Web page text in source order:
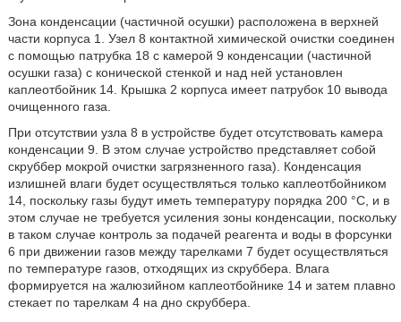
Зона конденсации (частичной осушки) расположена в верхней
части корпуса 1. Узел 8 контактной химической очистки соединен
с помощью патрубка 18 с камерой 9 конденсации (частичной
осушки газа) с конической стенкой и над ней установлен
каплеотбойник 14. Крышка 2 корпуса имеет патрубок 10 вывода
очищенного газа.
При отсутствии узла 8 в устройстве будет отсутствовать камера
конденсации 9. В этом случае устройство представляет собой
скруббер мокрой очистки загрязненного газа). Конденсация
излишней влаги будет осуществляться только каплеотбойником
14, поскольку газы будут иметь температуру порядка 200 °С, и в
этом случае не требуется усиления зоны конденсации, поскольку
в таком случае контроль за подачей реагента и воды в форсунки
6 при движении газов между тарелками 7 будет осуществляться
по температуре газов, отходящих из скруббера. Влага
формируется на жалюзийном каплеотбойнике 14 и затем плавно
стекает по тарелкам 4 на дно скруббера.